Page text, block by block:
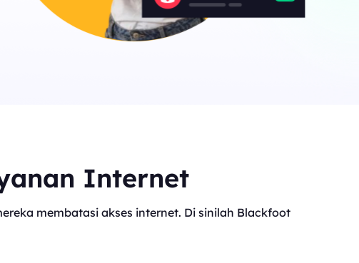
Internet
membatasi akses internet. Di sinilah Blackfoot